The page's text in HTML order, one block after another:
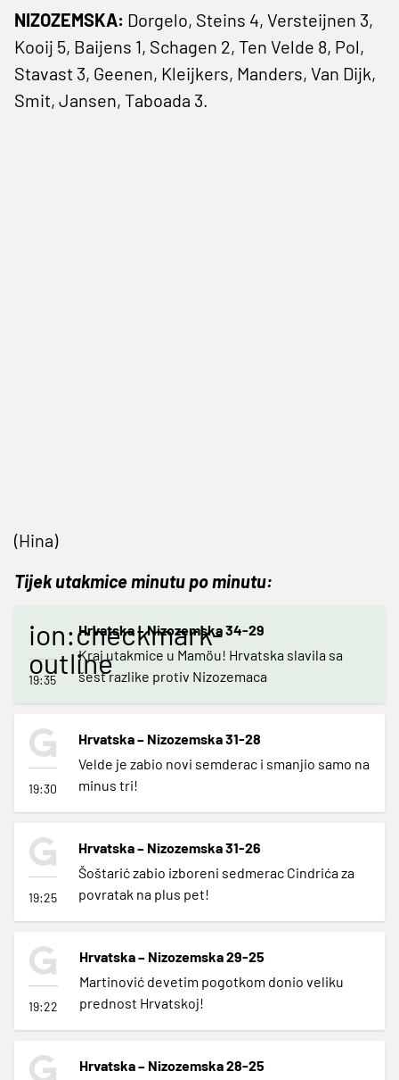
NIZOZEMSKA: Dorgelo, Steins 4, Versteijnen 3,
Kooij 5, Baijens 1, Schagen 2, Ten Velde 8, Pol,
Stavast 3, Geenen, Kleijkers, Manders, Van Dijk,
Smit, Jansen, Taboada 3.
(Hina)
Tijek utakmice minutu po minutu:
ion:checkmark-
outline
19:35
Hrvatska – Nizozemska 34-29
Kraj utakmice u Mamöu! Hrvatska slavila sa
šest razlike protiv Nizozemaca
19:30
Hrvatska – Nizozemska 31-28
Velde je zabio novi semderac i smanjio samo na
minus tri!
19:25
Hrvatska – Nizozemska 31-26
Šoštarić zabio izboreni sedmerac Cindrića za
povratak na plus pet!
19:22
Hrvatska – Nizozemska 29-25
Martinović devetim pogotkom donio veliku
prednost Hrvatskoj!
Hrvatska – Nizozemska 28-25